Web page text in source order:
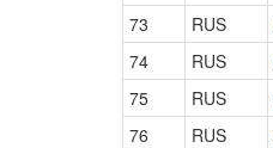
73
RUS
74
RUS
75
RUS
76
RUS